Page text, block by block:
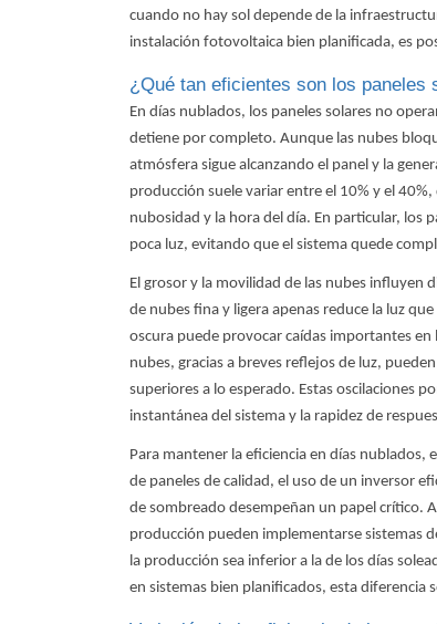
cuando no hay sol depende de la
instalación fotovoltaica bien planificada, es
¿Qué tan eficientes son los paneles
En días nublados, los paneles solares no
detiene por completo. Aunque las nubes
atmósfera sigue alcanzando el panel y la
producción suele variar entre el 10% y el
nubosidad y la hora del día. En particular, los
poca luz, evitando que el sistema quede
El grosor y la movilidad de las nubes influyen
de nubes fina y ligera apenas reduce la luz
oscura puede provocar caídas importantes
nubes, gracias a breves reflejos de luz,
superiores a lo esperado. Estas oscilaciones
instantánea del sistema y la rapidez de
Para mantener la eficiencia en días nublados,
de paneles de calidad, el uso de un inversor
de sombreado desempeñan un papel crítico.
producción pueden implementarse sistemas
la producción sea inferior a la de los días
en sistemas bien planificados, esta diferencia